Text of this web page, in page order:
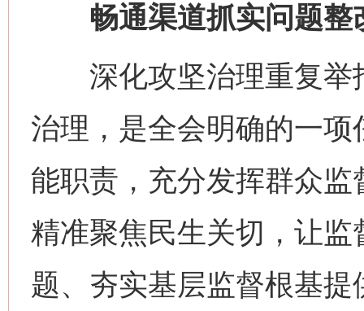
畅通渠道抓实问题整
深化攻坚治理重复举
治理，是全会明确的一
能职责，充分发挥群众
精准聚焦民生关切，让
题、夯实基层监督根基提